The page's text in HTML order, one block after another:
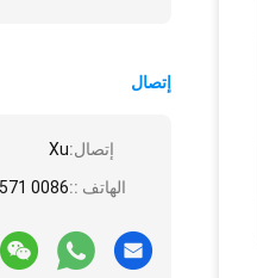
إتصال
إتصال:Xu
الهاتف ::0086 571 85803723